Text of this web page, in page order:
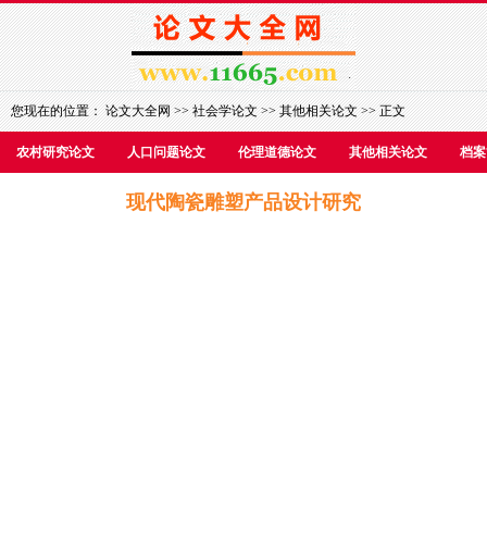
您现在的位置：论文大全网>>社会学论文>>其他相关论文>> 正文
农村研究论文 人口问题论文 伦理道德论文 其他相关论文 档
现代陶瓷雕塑产品设计研究